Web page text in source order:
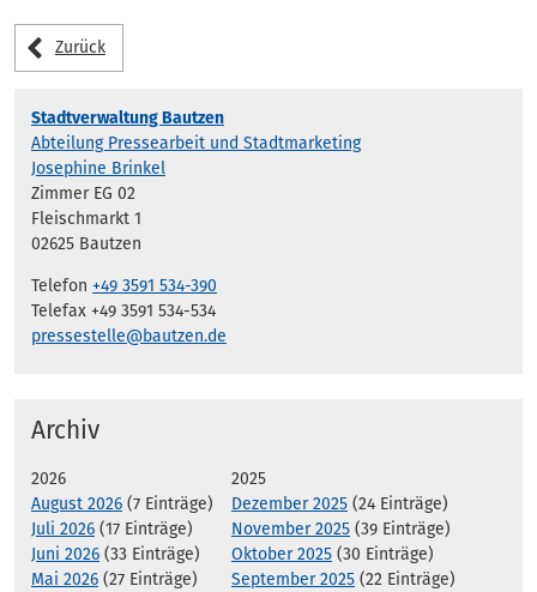
Zurück
Stadtverwaltung Bautzen
Abteilung Pressearbeit und Stadtmarketing
Josephine Brinkel
Zimmer EG 02
Fleischmarkt 1
02625 Bautzen
Telefon +49 3591 534-390
Telefax +49 3591 534-534
pressestelle@bautzen.de
Archiv
2026
August 2026 (7 Einträge)
Juli 2026 (17 Einträge)
Juni 2026 (33 Einträge)
Mai 2026 (27 Einträge)
2025
Dezember 2025 (24 Einträge)
November 2025 (39 Einträge)
Oktober 2025 (30 Einträge)
September 2025 (22 Einträge)